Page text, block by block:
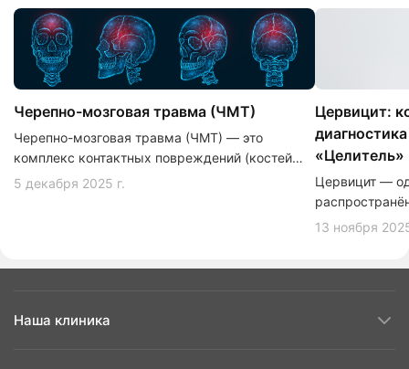
Черепно-мозговая травма (ЧМТ)
Черепно-мозговая травма (ЧМТ) — это
комплекс контактных повреждений (костей
черепа, мягких покровов головы) и
5 декабря 2025 г.
Цервицит:
«Целитель»
Цервицит —
заболеваний,
13 ноября
Наша клиника